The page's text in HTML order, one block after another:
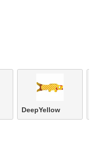
DeepYellow